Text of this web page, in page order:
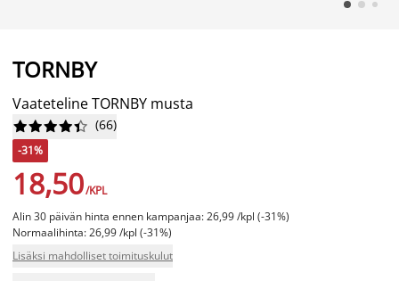
TORNBY
Vaateteline TORNBY musta





 (66)
-31%
18,50/KPL
Alin 30 päivän hinta ennen kampanjaa: 26,99 /kpl (-31%)
Normaalihinta: 26,99 /kpl (-31%)
Lisäksi mahdolliset toimituskulut